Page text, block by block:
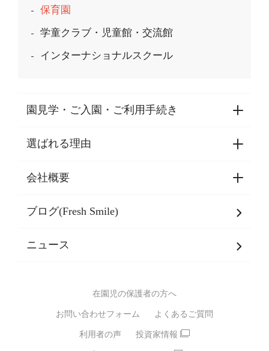
保育園
学童クラブ・児童館・交流館
インターナショナルスクール
園見学・ご入園・ご利用手続き
園見学・ご入園・ご利用手続き
東京都認証保育所空き状況
選ばれる理由
選ばれる理由一覧
乳児期・幼児期・
バイリンガル保育園
スポーツ保育園
モンテッソーリ式保育園
STEAMS保育・学童
えいご
会社概要
会社概要
SDGsについて
ブログ(Fresh Smile)
ニュース
在園児の保護者の方へ
お問い合わせフォーム よくあるご質問
利用者の声 投資家情報